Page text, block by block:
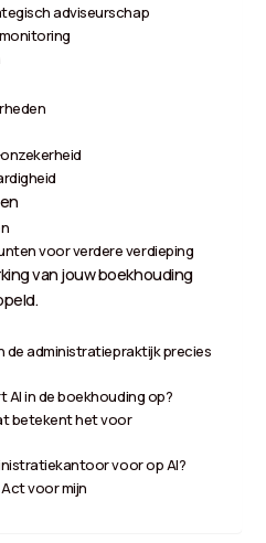
adviseurschap
voor verdere verdieping
van jouw boekhouding
de administratiepraktijk precies
AI in de boekhouding op?
betekent het voor
voor op AI?
voor mijn